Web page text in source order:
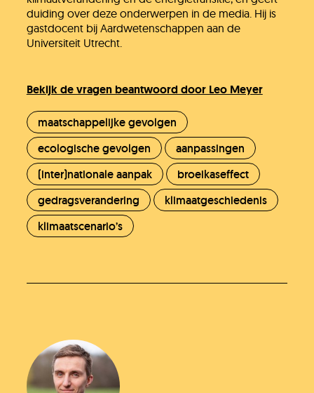
duiding over deze onderwerpen in de media. Hij is
gastdocent bij Aardwetenschappen aan de
Universiteit Utrecht.
Bekijk de vragen beantwoord door Leo Meyer
maatschappelijke gevolgen
ecologische gevolgen
aanpassingen
(inter)nationale aanpak
broeikaseffect
gedragsverandering
klimaatgeschiedenis
klimaatscenario’s
Onze experts